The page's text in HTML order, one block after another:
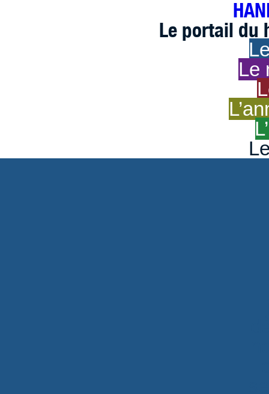
Le portail du
Le